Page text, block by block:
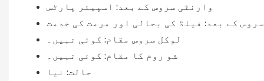
وارنٹی سروس کے بعد: اسپیئر پارٹس
کے بعد: فیلڈ کی بحالی اور مرمت کی خدمت
لوکل سروس مقام: کوئی نہیں۔
شو روم کا مقام: کوئی نہیں۔
حالت: نیا